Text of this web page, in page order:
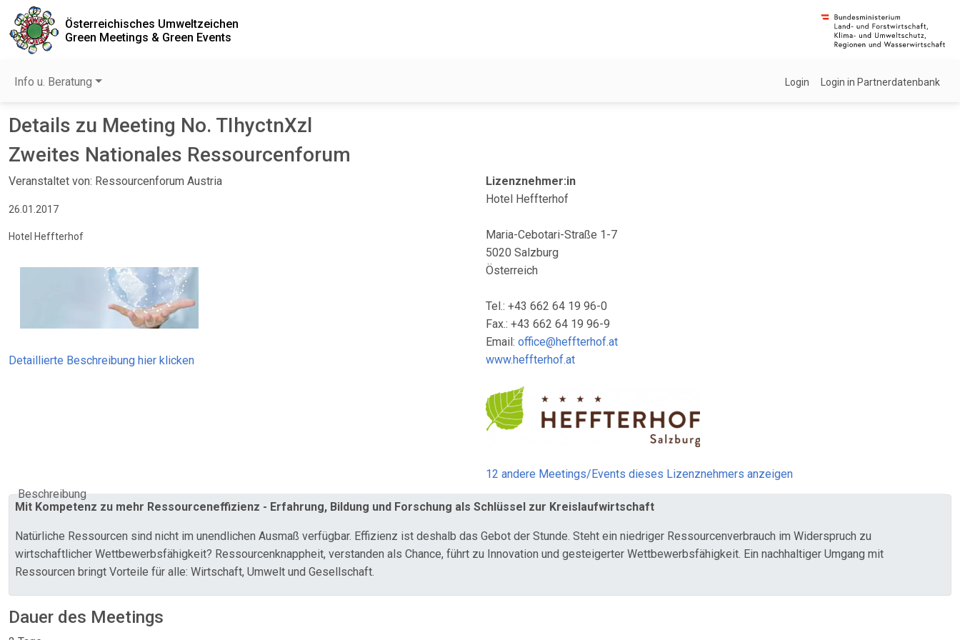
Österreichisches Umweltzeichen
Green Meetings & Green Events
Info u. Beratung Login Login in Partnerdatenbank
Details zu Meeting No. TIhyctnXzl
Zweites Nationales Ressourcenforum
Veranstaltet von: Ressourcenforum Austria
26.01.2017
Hotel Heffterhof
Detaillierte Beschreibung hier klicken
Lizenznehmer:in
Hotel Heffterhof
Maria-Cebotari-Straße 1-7
5020 Salzburg
Österreich
Tel.: +43 662 64 19 96-0
Fax.: +43 662 64 19 96-9
Email: office@heffterhof.at
www.heffterhof.at
12 andere Meetings/Events dieses Lizenznehmers anzeigen
Beschreibung
Mit Kompetenz zu mehr Ressourceneffizienz - Erfahrung, Bildung und Forschung als Schlüssel zur Kreislaufwirtschaft
Natürliche Ressourcen sind nicht im unendlichen Ausmaß verfügbar. Effizienz ist deshalb das Gebot der Stunde. Steht ein niedriger Ressourcenverbrauch im Widerspruch zu
wirtschaftlicher Wettbewerbsfähigkeit? Ressourcenknappheit, verstanden als Chance, führt zu Innovation und gesteigerter Wettbewerbsfähigkeit. Ein nachhaltiger Umgang mit
Ressourcen bringt Vorteile für alle: Wirtschaft, Umwelt und Gesellschaft.
Dauer des Meetings